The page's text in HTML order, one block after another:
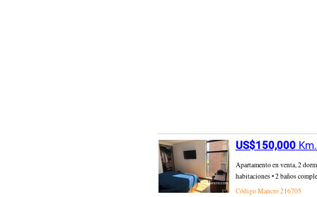
US$150,000Km.
Apartamento en venta, 2
habitaciones • 2 baños
Código Mancro216705